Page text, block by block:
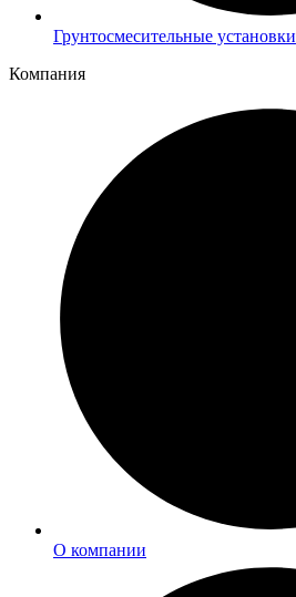
Грунтосмесительные установки
Компания
О компании